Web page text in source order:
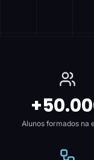
Alunos formados na